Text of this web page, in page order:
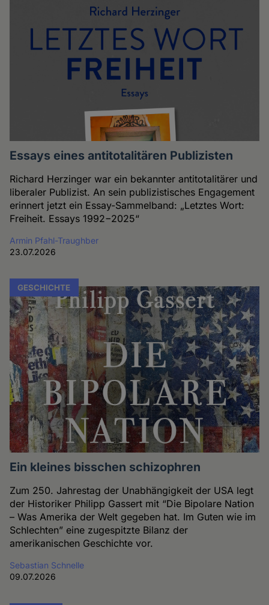
Essays eines antitotalitären Publizisten
Richard Herzinger war ein bekannter antitotalitärer und
liberaler Publizist. An sein publizistisches Engagement
erinnert jetzt ein Essay-Sammelband: „Letztes Wort:
Freiheit. Essays 1992−2025“
Armin Pfahl-Traughber
23.07.2026
GESCHICHTE
Ein kleines bisschen schizophren
Zum 250. Jahrestag der Unabhängigkeit der USA legt
der Historiker Philipp Gassert mit “Die Bipolare Nation
– Was Amerika der Welt gegeben hat. Im Guten wie im
Schlechten” eine zugespitzte Bilanz der
amerikanischen Geschichte vor.
Sebastian Schnelle
09.07.2026